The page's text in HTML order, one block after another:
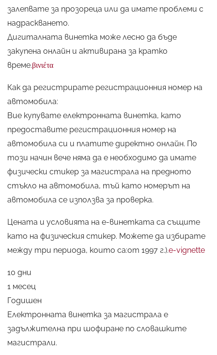
залепвате за прозореца или да имате проблеми с
надраскването.
Дигиталната винетка може лесно да бъде
закупена онлайн и активирана за кратко
време.βινιέτα
Как да регистрирате регистрационния номер на
автомобила:
Вие купувате електронната винетка, като
предоставите регистрационния номер на
автомобила си и платите директно онлайн. По
този начин вече няма да е необходимо да имате
физически стикер за магистрала на предното
стъкло на автомобила, тъй като номерът на
автомобила се използва за проверка.
Цената и условията на е-винетката са същите
като на физическия стикер. Можете да избирате
между три периода, които са:от 1997 г.).e-vignette
10 дни
1 месец
Годишен
Електронната винетка за магистрала е
задължителна при шофиране по словашките
магистрали.